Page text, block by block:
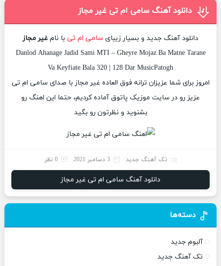
دانلود آهنگ سامی ام تی غیر مجاز
دانلود آهنگ جدید و بسیار زیبای سامی ام تی با نام غیر مجاز
Danlod Ahanage Jadid Sami MTI – Gheyre Mojaz Ba Matne Tarane
Va Keyfiate Bala 320 | 128 Dar MusicPatogh
امروز برای شما عزیزان ترانه فوق العاده غیر مجاز با صدای سامی ام تی
عزیز رو در سایت موزیک پاتوق آماده کردیم، حتما این اهنگ رو
بشنوید و نظرتون رو بگید
تک آهنگ جدید 3 دسامبر 2021 0 نظر
دانلود آهنگ سامی ام تی غیر مجاز
دسته‌ها
آلبوم جدید
تک آهنگ جدید